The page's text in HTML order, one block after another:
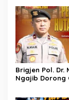
Bekuk Pelaku
di Jalan
Mengalir
Haris dan
Kerja Senyap
Berbuah
Kasus Menonjol
Brigjen Pol. Dr.
Ngajib Dorong